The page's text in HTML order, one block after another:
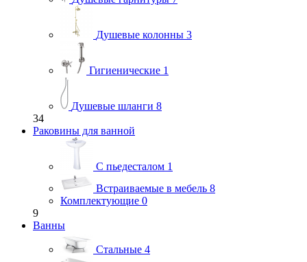
Душевые колонны 3
Гигиенические 1
Душевые шланги 8
34
Раковины для ванной
С пьедесталом 1
Встраиваемые в мебель 8
Комплектующие 0
9
Ванны
Стальные 4